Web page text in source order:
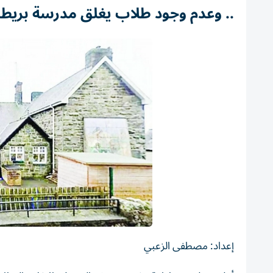
.. وعدم وجود طلاب يغلق مدرسة
إعداد: مصطفى الزعبي